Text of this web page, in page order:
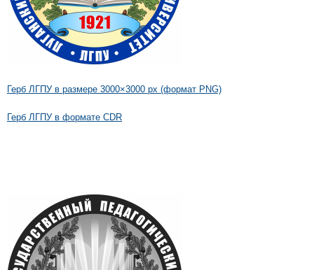
Герб ЛГПУ в размере 3000×3000 px (формат PNG)
Герб ЛГПУ в формате CDR